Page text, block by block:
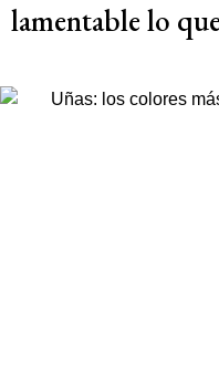
lamentable lo